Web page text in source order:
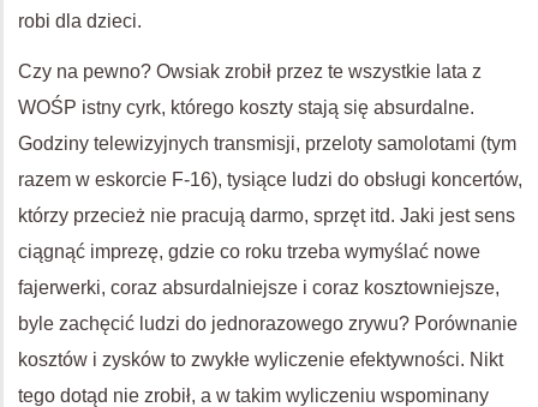
robi dla dzieci.
Czy na pewno? Owsiak zrobił przez te wszystkie lata z
WOŚP istny cyrk, którego koszty stają się absurdalne.
Godziny telewizyjnych transmisji, przeloty samolotami (tym
razem w eskorcie F-16), tysiące ludzi do obsługi koncertów,
którzy przecież nie pracują darmo, sprzęt itd. Jaki jest sens
ciągnąć imprezę, gdzie co roku trzeba wymyślać nowe
fajerwerki, coraz absurdalniejsze i coraz kosztowniejsze,
byle zachęcić ludzi do jednorazowego zrywu? Porównanie
kosztów i zysków to zwykłe wyliczenie efektywności. Nikt
tego dotąd nie zrobił, a w takim wyliczeniu wspominany